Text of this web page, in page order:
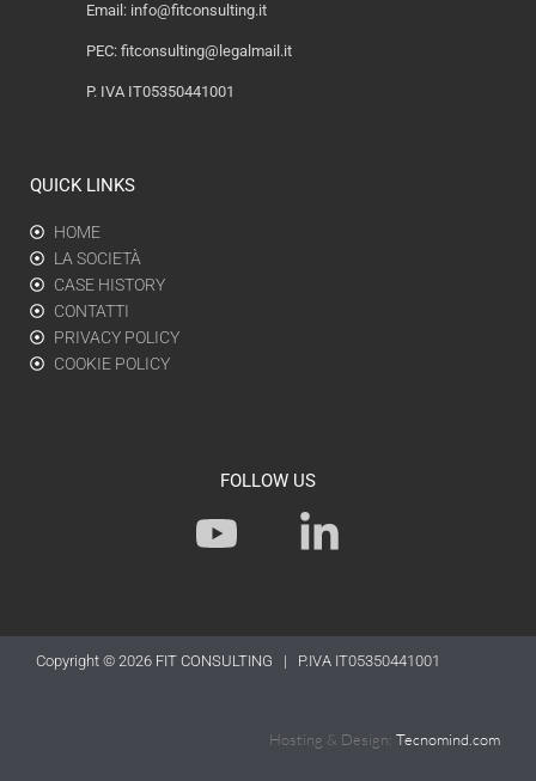
Email: info@fitconsulting.it
PEC: fitconsulting@legalmail.it
P. IVA IT05350441001
QUICK LINKS
HOME
LA SOCIETÀ
CASE HISTORY
CONTATTI
PRIVACY POLICY
COOKIE POLICY
FOLLOW US
Y
o
t
u
L
i
k
e
d
Copyright © 2026 FIT CONSULTING | P.IVA IT05350441001
Hosting & Design: Tecnomind.com